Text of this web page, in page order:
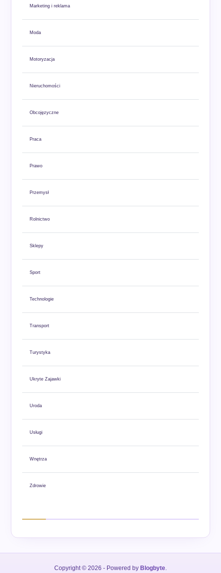
Marketing i reklama
Moda
Motoryzacja
Nieruchomości
Obcojęzyczne
Praca
Prawo
Przemysł
Rolnictwo
Sklepy
Sport
Technologie
Transport
Turystyka
Ukryte Zajawki
Uroda
Usługi
Wnętrza
Zdrowie
Copyright © 2026 - Powered by Blogbyte.